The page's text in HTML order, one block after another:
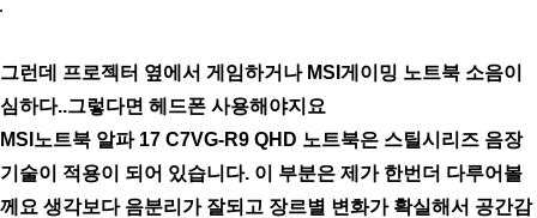
그런데 프로젝터 옆에서 게임하거나 MSI게이밍 노트북 소음이
심하다..그렇다면 헤드폰 사용해야지요
MSI노트북 알파 17 C7VG-R9 QHD 노트북은 스틸시리즈 음장
기술이 적용이 되어 있습니다. 이 부분은 제가 한번더 다루어볼
께요 생각보다 음분리가 잘되고 장르별 변화가 확실해서 공간감